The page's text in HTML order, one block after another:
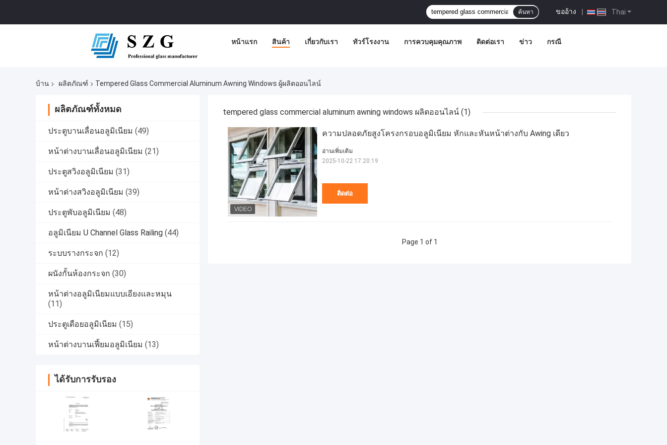
Thai
ขออ้าง |
ค้นหา
หน้าแรก สินค้า เกี่ยวกับเรา ทัวร์โรงงาน การควบคุมคุณภาพ ติดต่อเรา ข่าว กรณี
บ้าน ผลิตภัณฑ์ Tempered Glass Commercial Aluminum Awning Windows ผู้ผลิตออนไลน์
ผลิตภัณฑ์ทั้งหมด
ประตูบานเลื่อนอลูมิเนียม (49)
หน้าต่างบานเลื่อนอลูมิเนียม (21)
ประตูสวิงอลูมิเนียม (31)
หน้าต่างสวิงอลูมิเนียม (39)
ประตูพับอลูมิเนียม (48)
อลูมิเนียม U Channel Glass Railing (44)
ระบบรางกระจก (12)
ผนังกั้นห้องกระจก (30)
หน้าต่างอลูมิเนียมแบบเอียงและหมุน
(11)
ประตูเดือยอลูมิเนียม (15)
หน้าต่างบานเฟี้ยมอลูมิเนียม (13)
ได้รับการรับรอง
tempered glass commercial aluminum awning windows ผลิตออนไลน์ (1)
ความปลอดภัยสูงโครงกรอบอลูมิเนียม หักและหันหน้าต่างกับ Awing เดียว
ติดต่อ
อ่านเพิ่มเติม
2025-10-22 17:20:19
Page 1 of 1